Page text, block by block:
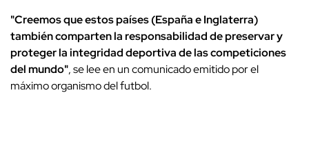
"Creemos que estos países (España e Inglaterra)
también comparten la responsabilidad de preservar y
proteger la integridad deportiva de las competiciones
del mundo", se lee en un comunicado emitido por el
máximo organismo del futbol.